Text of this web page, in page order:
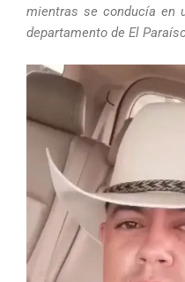
mientras se conducía en
departamento de El